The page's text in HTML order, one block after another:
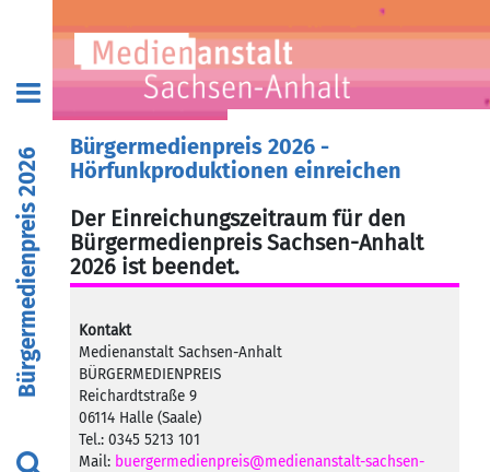
Bürgermedienpreis 2026
Bürgermedienpreis 2026 -
Hörfunkproduktionen einreichen
Der Einreichungszeitraum für den
Bürgermedienpreis Sachsen-Anhalt
2026 ist beendet.
Kontakt
Medienanstalt Sachsen-Anhalt
BÜRGERMEDIENPREIS
Reichardtstraße 9
06114 Halle (Saale)
Tel.: 0345 5213 101
Mail: buergermedienpreis@medienanstalt-sachsen-